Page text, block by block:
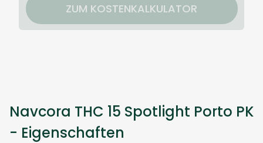
ZUM KOSTENKALKULATOR
Navcora THC 15 Spotlight Porto PK
- Eigenschaften